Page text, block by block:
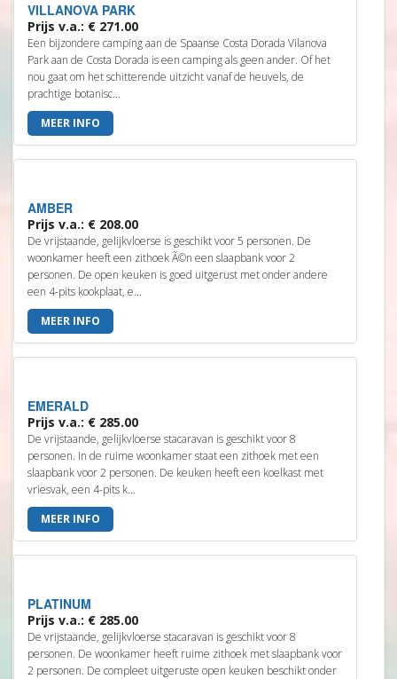
VILLANOVA PARK
Prijs v.a.: € 271.00
Een bijzondere camping aan de Spaanse Costa Dorada Vilanova
Park aan de Costa Dorada is een camping als geen ander. Of het
nou gaat om het schitterende uitzicht vanaf de heuvels, de
prachtige botanisc...
MEER INFO
AMBER
Prijs v.a.: € 208.00
De vrijstaande, gelijkvloerse is geschikt voor 5 personen. De
woonkamer heeft een zithoek Ã©n een slaapbank voor 2
personen. De open keuken is goed uitgerust met onder andere
een 4-pits kookplaat, e...
MEER INFO
EMERALD
Prijs v.a.: € 285.00
De vrijstaande, gelijkvloerse stacaravan is geschikt voor 8
personen. In de ruime woonkamer staat een zithoek met een
slaapbank voor 2 personen. De keuken heeft een koelkast met
vriesvak, een 4-pits k...
MEER INFO
PLATINUM
Prijs v.a.: € 285.00
De vrijstaande, gelijkvloerse stacaravan is geschikt voor 8
personen. De woonkamer heeft ruime zithoek met slaapbank voor
2 personen. De compleet uitgeruste open keuken beschikt onder